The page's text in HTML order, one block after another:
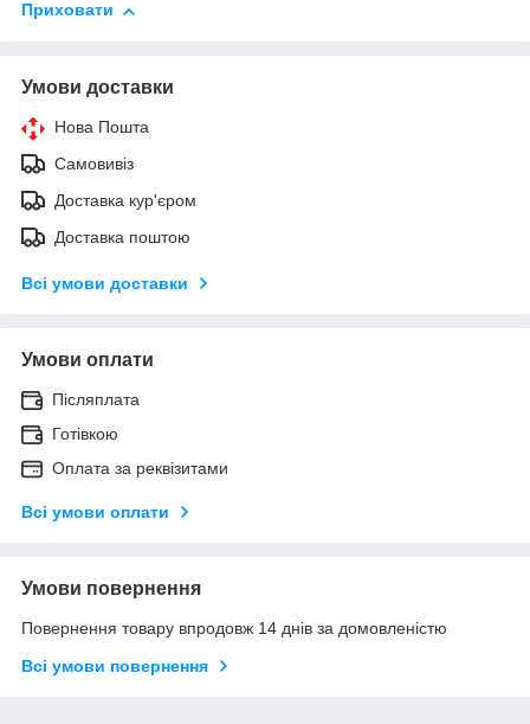
Приховати
Умови доставки
Нова Пошта
Самовивіз
Доставка кур'єром
Доставка поштою
Всі умови доставки
Умови оплати
Післяплата
Готівкою
Оплата за реквізитами
Всі умови оплати
Умови повернення
Повернення товару впродовж 14 днів за домовленістю
Всі умови повернення